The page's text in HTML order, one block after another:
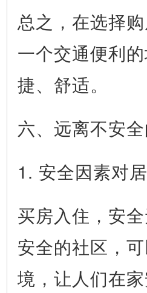
总之，在选择
一个交通便利
捷、舒适。
六、远离不安
1. 安全因素对
买房入住，安
安全的社区，
境，让人们在